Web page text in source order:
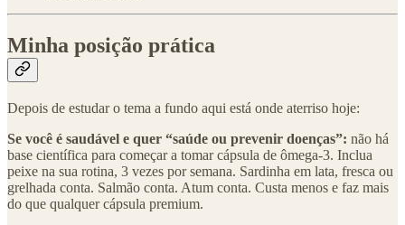
Minha posição prática
Depois de estudar o tema a fundo aqui está onde aterriso hoje:
Se você é saudável e quer “saúde ou prevenir doenças”: não há
base científica para começar a tomar cápsula de ômega-3. Inclua
peixe na sua rotina, 3 vezes por semana. Sardinha em lata, fresca ou
grelhada conta. Salmão conta. Atum conta. Custa menos e faz mais
do que qualquer cápsula premium.